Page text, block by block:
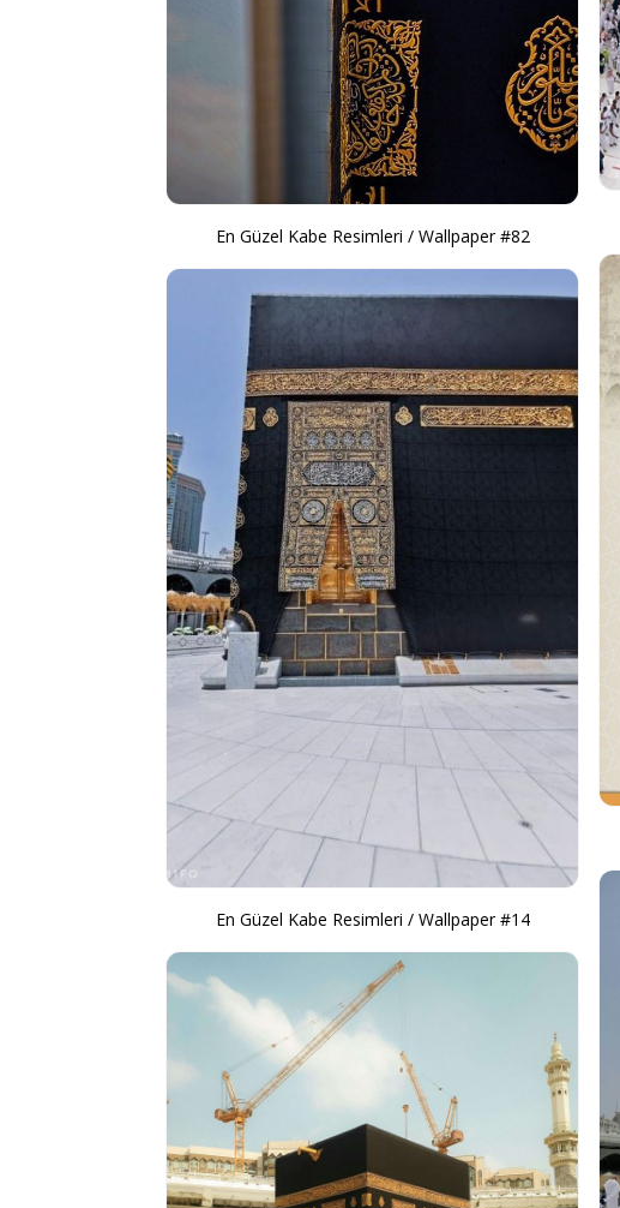
En Güzel Kabe Resimleri / Wallpaper #82
En Güzel Kabe Resimleri / Wallpaper #14